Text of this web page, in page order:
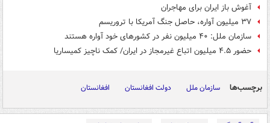
آغوش باز ایران برای مهاجران
۳۷ میلیون آواره، حاصل جنگ آمریکا با تروریسم
سازمان ملل: ۴۰ میلیون نفر در کشورهای خود آواره هستند
حضور ۴.۵ میلیون اتباع غیرمجاز در ایران/ کمک ناچیز کمیساریا
برچسب‌ها سازمان ملل دولت افغانستان افغانستان